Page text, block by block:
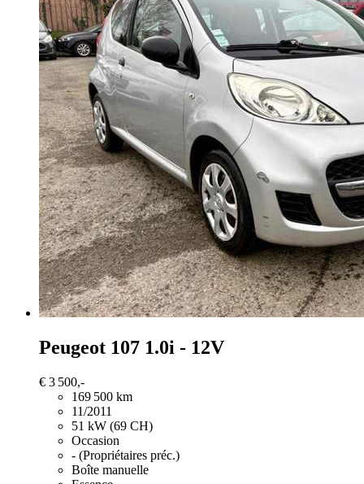
Peugeot 107 1.0i - 12V
€ 3 500,-
169 500 km
11/2011
51 kW (69 CH)
Occasion
- (Propriétaires préc.)
Boîte manuelle